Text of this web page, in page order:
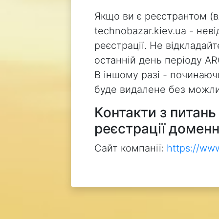
Якщо ви є реєстрантом
technobazar.kiev.ua -
реєстрації. Не
останній день періоду
В іншому разі -
буде видалене без
Контакти з
реєстрації
Сайт компанії: https://